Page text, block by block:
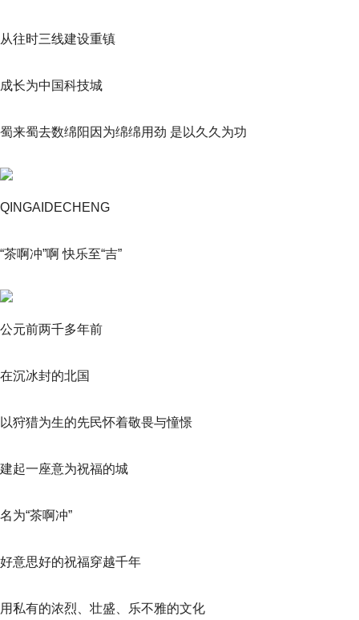
从往时三线建设重镇
成长为中国科技城
蜀来蜀去数绵阳因为绵绵用劲 是以久久为功
QINGAIDECHENG
“茶啊冲”啊 快乐至“吉”
公元前两千多年前
在沉冰封的北国
以狩猎为生的先民怀着敬畏与憧憬
建起一座意为祝福的城
名为“茶啊冲”
好意思好的祝福穿越千年
用私有的浓烈、壮盛、乐不雅的文化